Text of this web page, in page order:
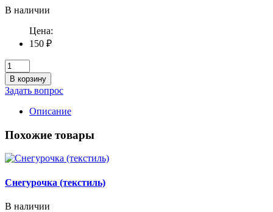
В наличии
Цена:
150 ₽
В корзину
Задать вопрос
Описание
Похожие товары
Снегурочка (текстиль)
В наличии